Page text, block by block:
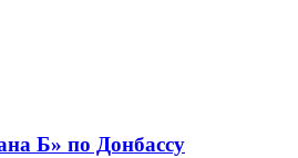
Б» по Донбассу